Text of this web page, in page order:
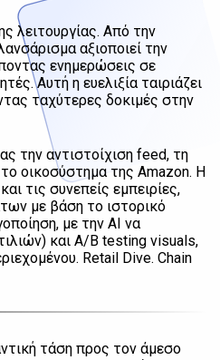
λειτουργίας. Από την
αξιοποιεί την
ενημερώσεις σε
Αυτή η ευελιξία ταιριάζει
ταχύτερες δοκιμές στην
την αντιστοίχιση feed, τη
οικοσύστημα της Amazon. Η
τις συνεπείς εμπειρίες,
με βάση το ιστορικό
με την AI να
και A/B testing visuals,
Retail Dive. Chain
τάση προς τον άμεσο